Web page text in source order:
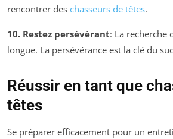
rencontrer des chasseurs de têtes.
10. Restez persévérant: La recherche
longue. La persévérance est la clé du
Réussir en tant que
têtes
Se préparer efficacement pour un